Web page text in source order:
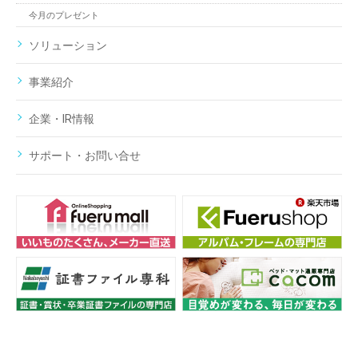
今月のプレゼント
ソリューション
事業紹介
企業・IR情報
サポート・お問い合せ